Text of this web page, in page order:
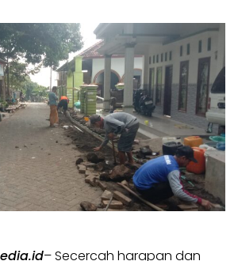
– Secercah harapan dan